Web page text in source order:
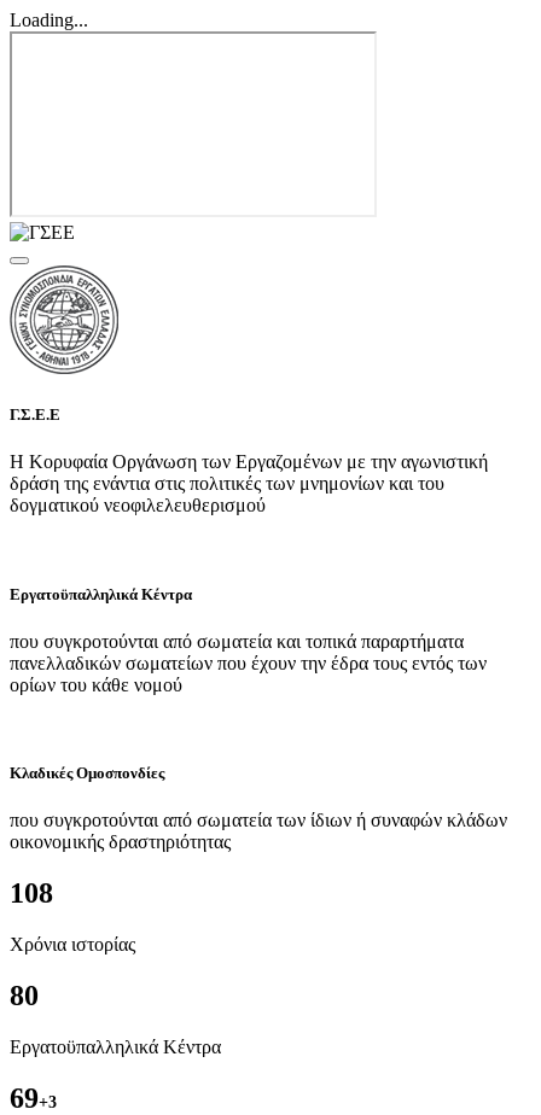
Loading...
Γ.Σ.Ε.Ε
Η Κορυφαία Οργάνωση των Εργαζομένων με την αγωνιστική
δράση της ενάντια στις πολιτικές των μνημονίων και του
δογματικού νεοφιλελευθερισμού
Εργατοϋπαλληλικά Κέντρα
που συγκροτούνται από σωματεία και τοπικά παραρτήματα
πανελλαδικών σωματείων που έχουν την έδρα τους εντός των
ορίων του κάθε νομού
Κλαδικές Ομοσπονδίες
που συγκροτούνται από σωματεία των ίδιων ή συναφών κλάδων
οικονομικής δραστηριότητας
108
Χρόνια ιστορίας
80
Εργατοϋπαλληλικά Κέντρα
69+3